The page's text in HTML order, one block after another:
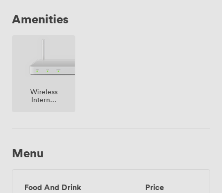
Amenities
Wireless
Internet
Menu
Food And Drink Price